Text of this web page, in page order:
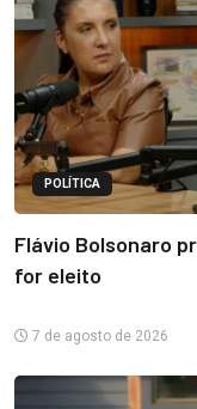
POLÍTICA
Flávio Bolsonaro
for eleito
7 de agosto de 2026